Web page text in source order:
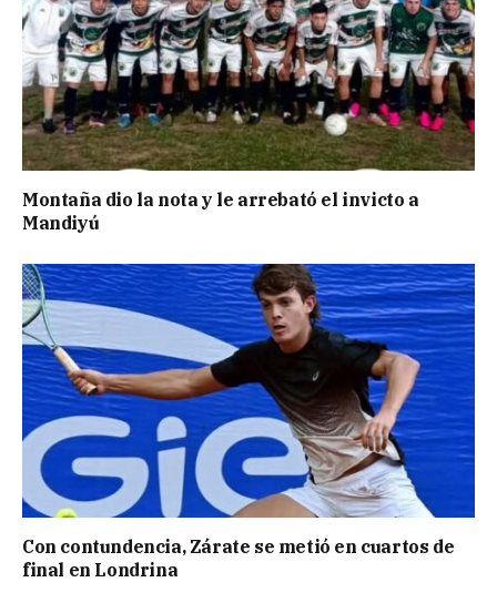
Montaña dio la nota y le arrebató el invicto a
Mandiyú
Con contundencia, Zárate se metió en cuartos de
final en Londrina